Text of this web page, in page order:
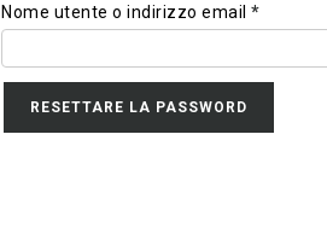
Nome utente o indirizzo email*Richiesto
RESETTARE LA PASSWORD